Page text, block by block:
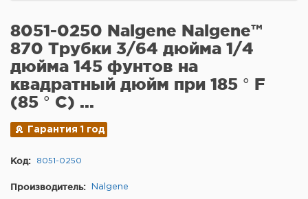
8051-0250 Nalgene Nalgene™
870 Трубки 3/64 дюйма 1/4
дюйма 145 фунтов на
квадратный дюйм при 185 ° F
(85 ° C) ...
Гарантия 1 год
Код: 8051-0250
Производитель: Nalgene